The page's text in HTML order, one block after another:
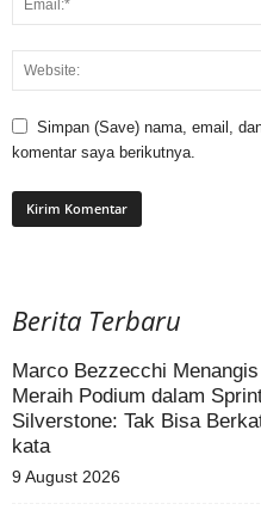
Simpan (Save) nama, email,
komentar saya berikutnya.
Berita Terbaru
Marco Bezzecchi
Meraih Podium dalam
Silverstone: Tak Bisa
kata
9 August 2026